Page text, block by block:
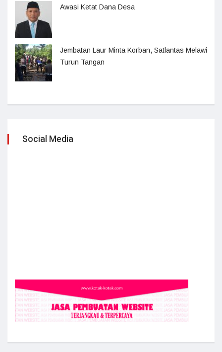
Awasi Ketat Dana Desa
Jembatan Laur Minta Korban, Satlantas Melawi
Turun Tangan
Social Media